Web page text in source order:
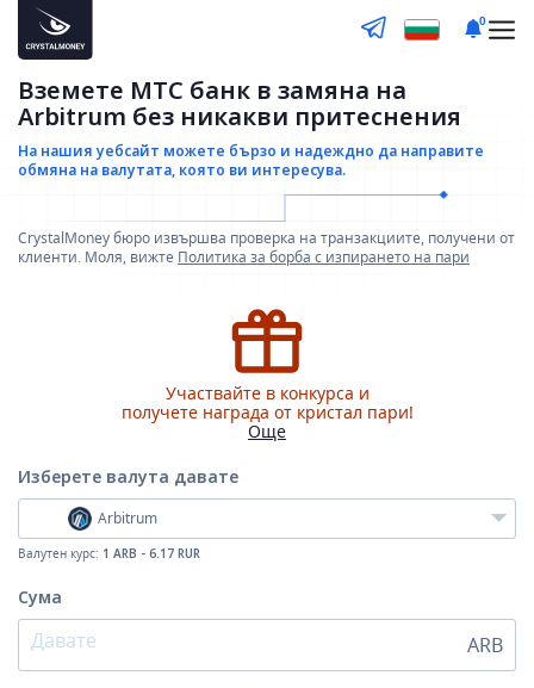
0
Вземете МТС банк в замяна на
Arbitrum без никакви притеснения
На нашия уебсайт можете бързо и надеждно да направите
обмяна на валутата, която ви интересува.
CrystalMoney бюро извършва проверка на транзакциите, получени от
клиенти. Моля, вижте Политика за борба с изпирането на пари
Участвайте в конкурса и
получете награда от кристал пари!
Още
Изберете валута давате
Arbitrum
Валутен курс: 1 ARB - 6.17 RUR
Сума
ARB